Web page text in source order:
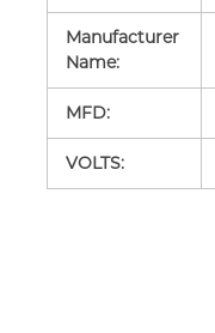
Manufacturer
Name:
MFD:
VOLTS: